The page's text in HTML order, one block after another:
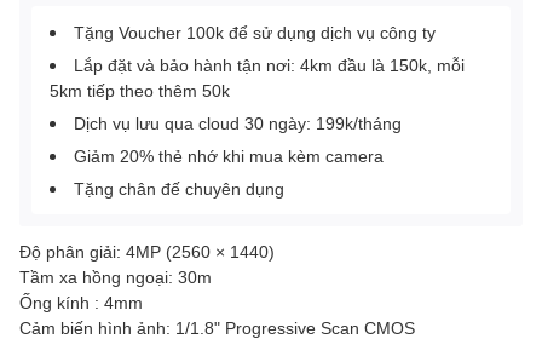
Tặng Voucher 100k để sử dụng dịch vụ công ty
Lắp đặt và bảo hành tận nơi: 4km đầu là 150k, mỗi
5km tiếp theo thêm 50k
Dịch vụ lưu qua cloud 30 ngày: 199k/tháng
Giảm 20% thẻ nhớ khi mua kèm camera
Tặng chân đế chuyên dụng
Độ phân giải: 4MP (2560 × 1440)
Tầm xa hồng ngoại: 30m
Ống kính : 4mm
Cảm biến hình ảnh: 1/1.8" Progressive Scan CMOS